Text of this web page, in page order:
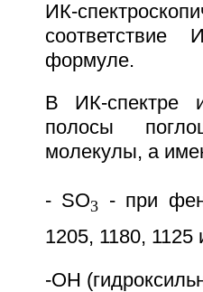
ИК-
соответствие
формуле.
В ИК-спектре
полосы
молекулы, а
- SO3
- при
1205, 1180, 1125
-ОН